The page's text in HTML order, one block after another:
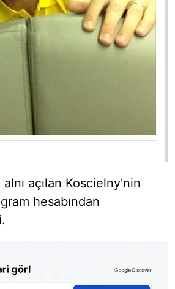
açılan Koscielny'nin
hesabından